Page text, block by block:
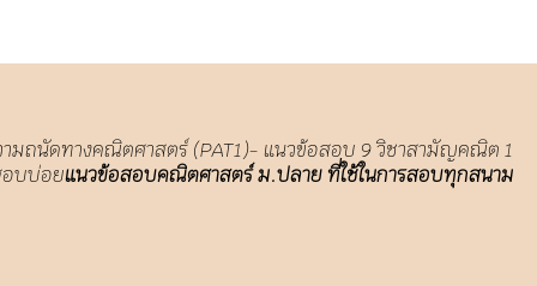
ถนัดทางคณิตศาสตร์ (PAT1)- แนวข้อสอบ 9 วิชาสามัญคณิต 1
อบบ่อยแนวข้อสอบคณิตศาสตร์ ม.ปลาย ที่ใช้ในการสอบทุกสนาม